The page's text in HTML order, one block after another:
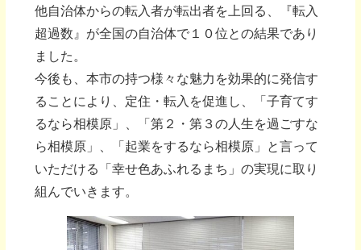
他自治体からの転入者が転出者を上回る、『転入
超過数』が全国の自治体で１０位との結果であり
ました。
今後も、本市の持つ様々な魅力を効果的に発信す
ることにより、定住・転入を促進し、「子育てす
るなら相模原」、「第２・第３の人生を過ごすな
ら相模原」、「起業をするなら相模原」と言って
いただける「幸せ色あふれるまち」の実現に取り
組んでいきます。